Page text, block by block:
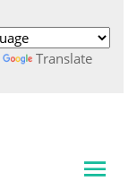
Translate